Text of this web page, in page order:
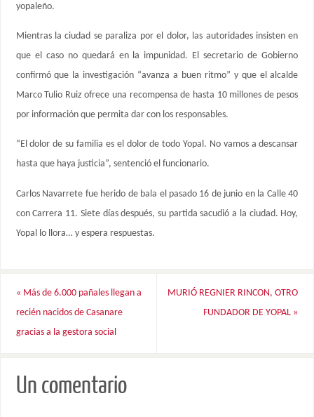
yopaleño.
Mientras la ciudad se paraliza por el dolor, las autoridades insisten en
que el caso no quedará en la impunidad. El secretario de Gobierno
confirmó que la investigación “avanza a buen ritmo” y que el alcalde
Marco Tulio Ruiz ofrece una recompensa de hasta 10 millones de pesos
por información que permita dar con los responsables.
“El dolor de su familia es el dolor de todo Yopal. No vamos a descansar
hasta que haya justicia”, sentenció el funcionario.
Carlos Navarrete fue herido de bala el pasado 16 de junio en la Calle 40
con Carrera 11. Siete días después, su partida sacudió a la ciudad. Hoy,
Yopal lo llora… y espera respuestas.
« Más de 6.000 pañales llegan a
recién nacidos de Casanare
gracias a la gestora social
MURIÓ REGNIER RINCON, OTRO
FUNDADOR DE YOPAL »
Un comentario